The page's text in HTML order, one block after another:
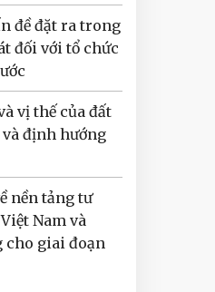
đề đặt ra trong
đối với tổ chức
vị thế của đất
định hướng
nền tảng tư
Nam và
cho giai đoạn